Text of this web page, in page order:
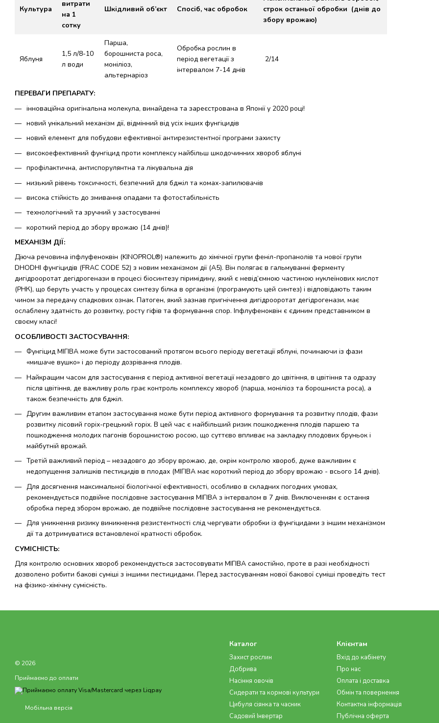
Культура
витрати
на 1
сотку
Шкідливий об’єкт Спосіб, час обробок
строк останьої обробки (днів до
збору врожаю)
Яблуня
1,5 л/8-10
л води
Парша,
борошниста роса,
моніліоз,
альтернаріоз
Обробка рослин в
період вегетації з
інтервалом 7-14 днів
2/14
ПЕРЕВАГИ ПРЕПАРАТУ:
інноваційна оригінальна молекула, винайдена та зареєстрована в Японії у 2020 році!
новий унікальний механізм дії, відмінний від усіх інших фунгіцидів
новий елемент для побудови ефективної антирезистентної програми захисту
високоефективний фунгіцид проти комплексу найбільш шкодочинних хвороб яблуні
профілактична, антиспорулянтна та лікувальна дія
низький рівень токсичності, безпечний для бджіл та комах-запилювачів
висока стійкість до змивання опадами та фотостабільність
технологічний та зручний у застосуванні
короткий період до збору врожаю (14 днів)!
МЕХАНІЗМ ДІЇ:
Діюча речовина іпфлуфеноквін (KINOPROL®) належить до хімічної групи феніл-пропанолів та нової групи
DHODHI фунгіцидів (FRAC CODE 52) з новим механізмом дії (А5). Він полягає в гальмуванні ферменту
дигідрооротат дегідрогенази в процесі біосинтезу піримідину, який є невід’ємною частиною нуклеїнових кислот
(РНК), що беруть участь у процесах синтезу білка в організмі (програмують цей синтез) і відповідають таким
чином за передачу спадкових ознак. Патоген, який зазнав пригнічення дигідрооротат дегідрогенази, має
ослаблену здатність до розвитку, росту гіфів та формування спор. Іпфлуфеноквін є єдиним представником в
своєму класі!
ОСОБЛИВОСТІ ЗАСТОСУВАННЯ:
Фунгіцид МІГІВА може бути застосований протягом всього періоду вегетації яблуні, починаючи із фази
«мишаче вушко» і до періоду дозрівання плодів.
Найкращим часом для застосування є період активної вегетації незадовго до цвітіння, в цвітіння та одразу
після цвітіння, де важливу роль грає контроль комплексу хвороб (парша, моніліоз та борошниста роса), а
також безпечність для бджіл.
Другим важливим етапом застосування може бути період активного формування та розвитку плодів, фази
розвитку лісовий горіх-грецький горіх. В цей час є найбільший ризик пошкодження плодів паршею та
пошкодження молодих пагонів борошнистою росою, що суттєво впливає на закладку плодових бруньок і
майбутній врожай.
Третій важливий період – незадовго до збору врожаю, де, окрім контролю хвороб, дуже важливим є
недопущення залишків пестицидів в плодах (МІГІВА має короткий період до збору врожаю - всього 14 днів).
Для досягнення максимальної біологічної ефективності, особливо в складних погодних умовах,
рекомендується подвійне послідовне застосування МІГІВА з інтервалом в 7 днів. Виключенням є остання
обробка перед збором врожаю, де подвійне послідовне застосування не рекомендується.
Для уникнення ризику виникнення резистентності слід чергувати обробки із фунгіцидами з іншим механізмом
дії та дотримуватися встановленої кратності обробок.
СУМІСНІСТЬ:
Для контролю основних хвороб рекомендується застосовувати МІГІВА самостійно, проте в разі необхідності
дозволено робити бакові суміші з іншими пестицидами. Перед застосуванням нової бакової суміші проведіть тест
на фізико-хімічну сумісність.
© 2026
Приймаємо до оплати
Мобільна версія
Каталог
Захист рослин
Добрива
Насіння овочів
Сидерати та кормові культури
Цибуля сіянка та часник
Садовий Інвертар
Клієнтам
Вхід до кабінету
Про нас
Оплата і доставка
Обмін та повернення
Контактна інформація
Публічна оферта